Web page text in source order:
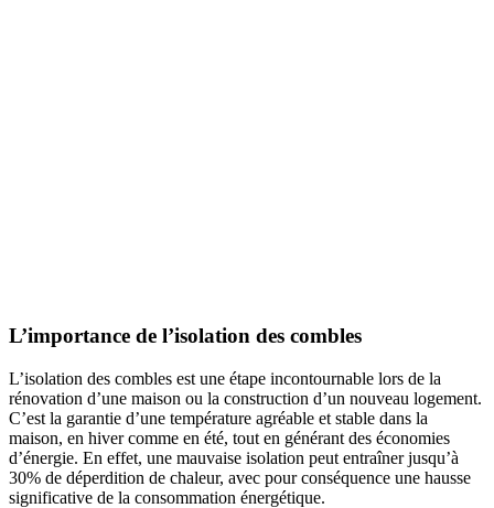
L’importance de l’isolation des combles
L’isolation des combles est une étape incontournable lors de la
rénovation d’une maison ou la construction d’un nouveau logement.
C’est la garantie d’une température agréable et stable dans la
maison, en hiver comme en été, tout en générant des économies
d’énergie. En effet, une mauvaise isolation peut entraîner jusqu’à
30% de déperdition de chaleur, avec pour conséquence une hausse
significative de la consommation énergétique.